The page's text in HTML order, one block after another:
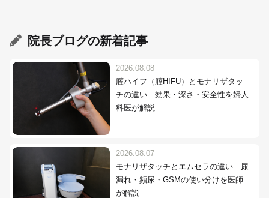
院長ブログの新着記事
2026.08.08
腟ハイフ（腟HIFU）とモナリザタッ
チの違い｜効果・深さ・安全性を婦人
科医が解説
2026.08.07
モナリザタッチとエムセラの違い｜尿
漏れ・頻尿・GSMの使い分けを医師
が解説